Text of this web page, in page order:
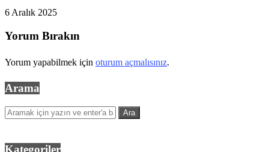
6 Aralık 2025
Yorum Bırakın
Yorum yapabilmek için oturum açmalısınız.
Arama
Kategoriler